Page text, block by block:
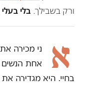
ורק בשבילך. בלי
א
ני מכירה
אחת הנשים
בחיי. היא מגדירה